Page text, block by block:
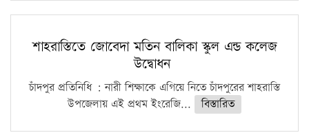
শাহরাস্তিতে জোবেদা মতিন বালিকা স্কুল এন্ড কলেজ
উদ্বোধন
চাঁদপুর প্রতিনিধি : নারী শিক্ষাকে এগিয়ে নিতে চাঁদপুরের শাহরাস্তি
উপজেলায় এই প্রথম ইংরেজি...
বিস্তারিত